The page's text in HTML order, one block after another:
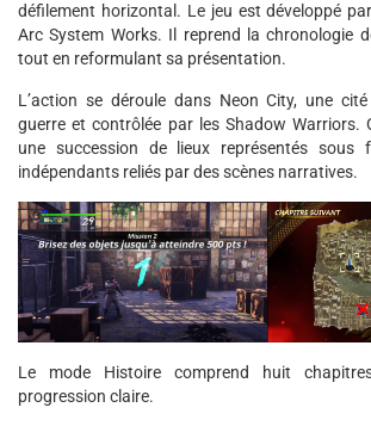
défilement horizontal. Le jeu est développé
Arc System Works. Il reprend la chronologie
tout en reformulant sa présentation.
L’action se déroule dans Neon City, une
guerre et contrôlée par les Shadow Warriors.
une succession de lieux représentés sous
indépendants reliés par des scènes narratives.
Le mode Histoire comprend huit
progression claire.